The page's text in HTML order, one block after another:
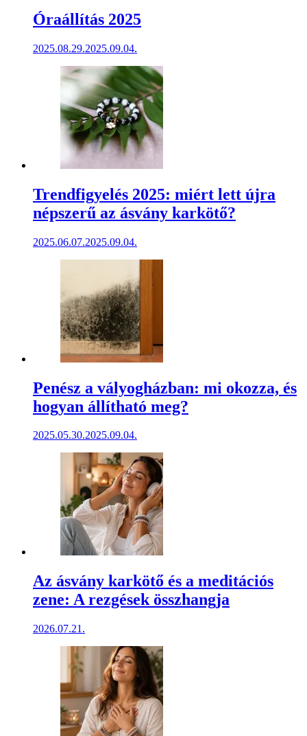
Óraállítás 2025
2025.08.29.2025.09.04.
Trendfigyelés 2025: miért lett újra
népszerű az ásvány karkötő?
2025.06.07.2025.09.04.
Penész a vályogházban: mi okozza, és
hogyan állítható meg?
2025.05.30.2025.09.04.
Az ásvány karkötő és a meditációs
zene: A rezgések összhangja
2026.07.21.